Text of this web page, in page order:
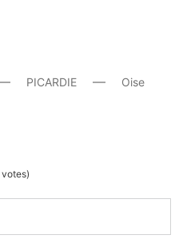
PICARDIE
Oise
votes)